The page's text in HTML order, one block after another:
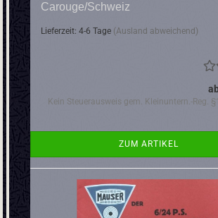
Carouge/Schweiz
Lieferzeit: 4-6 Tage (Ausland abweichend)
Kein Steuerausweis gem. Kleinuntern.-Reg.
ZUM ARTIKEL